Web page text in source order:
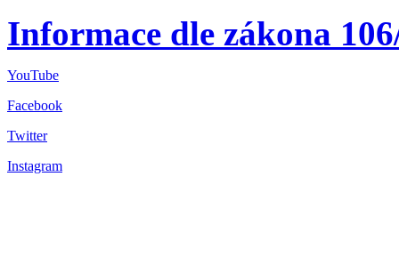
Informace dle zákona
YouTube
Facebook
Twitter
Instagram